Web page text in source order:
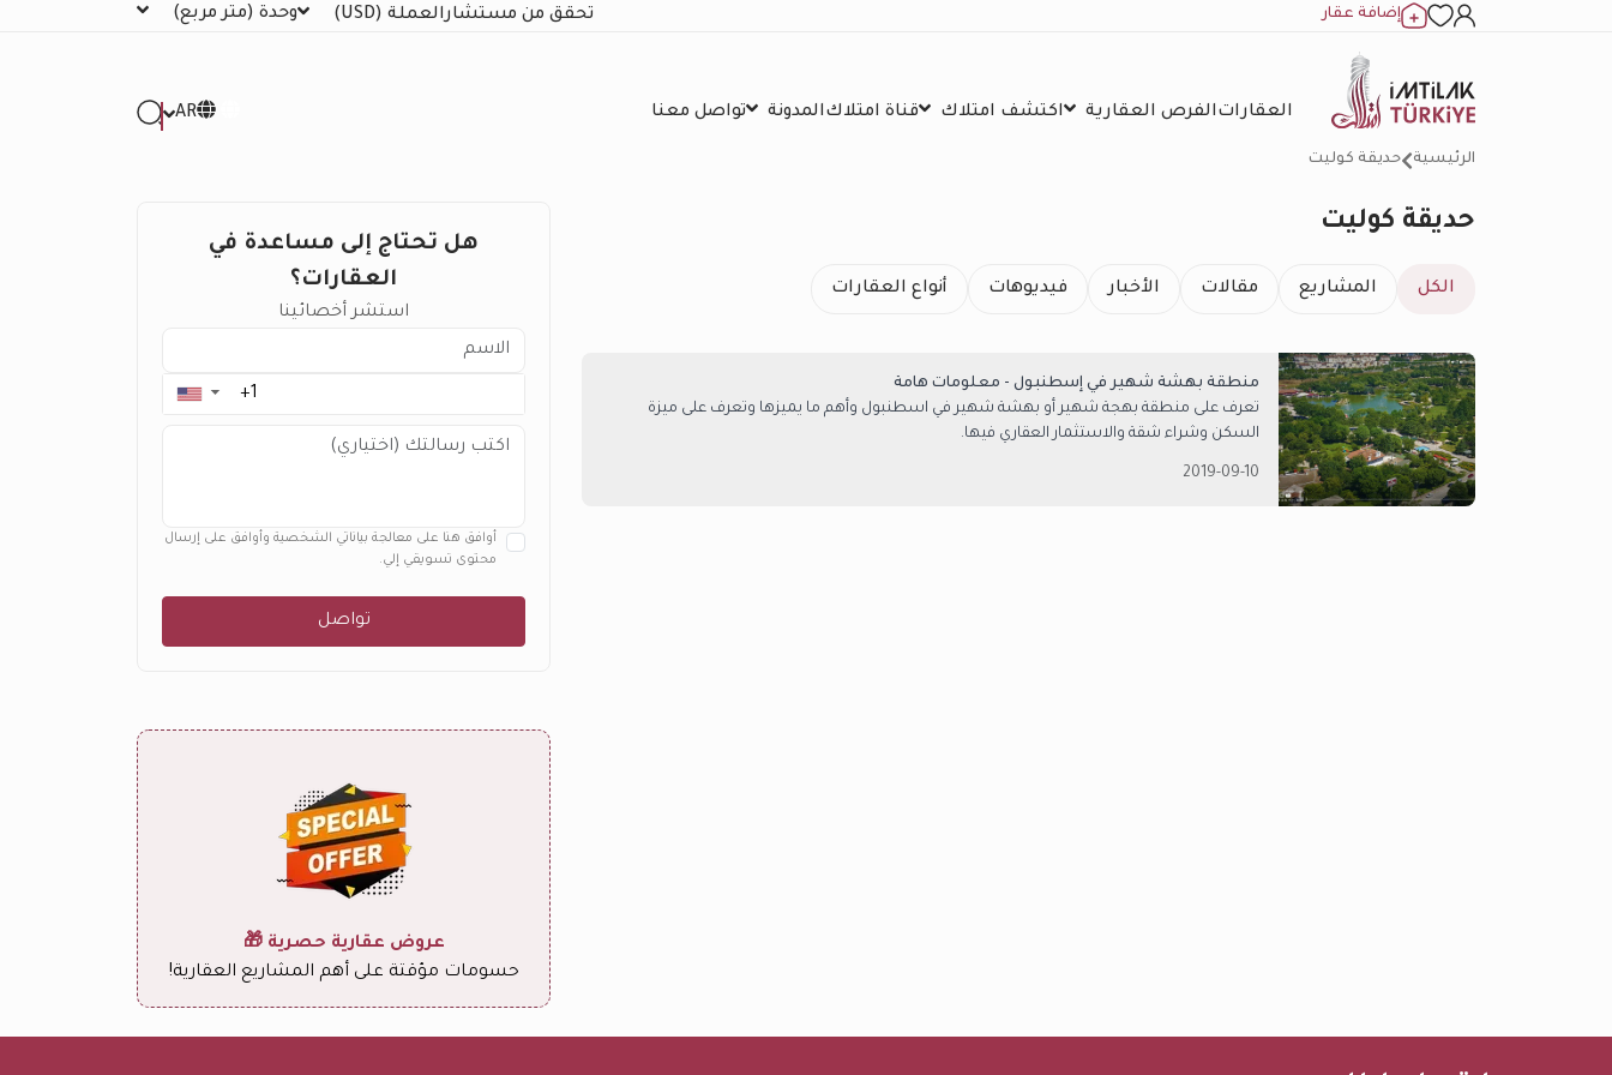
إضافة عقار تحقق من مستشارالعملة (USD) وحدة (متر مربع)
العقاراتالفرص العقارية اكتشف امتلاك قناة امتلاكالمدونة تواصل معنا AR
الرئيسية حديقة كوليت
حديقة كوليت
الكل المشاريع مقالات الأخبار فيديوهات أنواع العقارات
منطقة بهشة شهير في إسطنبول - معلومات هامة
تعرف على منطقة بهجة شهير أو بهشة شهير في اسطنبول وأهم ما يميزها وتعرف على ميزة
السكن وشراء شقة والاستثمار العقاري فيها.
2019-09-10
هل تحتاج إلى مساعدة في
العقارات؟
استشر أخصائينا
▼
أوافق هنا على معالجة بياناتي الشخصية وأوافق على إرسال
محتوى تسويقي إلي.
تواصل
عروض عقارية حصرية 🎁
حسومات مؤقتة على أهم المشاريع العقارية!